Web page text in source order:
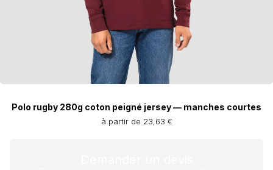
Polo rugby 280g coton peigné jersey — manches courtes
à partir de 23,63 €